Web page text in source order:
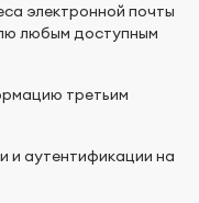
электронной почты
любым доступным
третьим
и аутентификации на